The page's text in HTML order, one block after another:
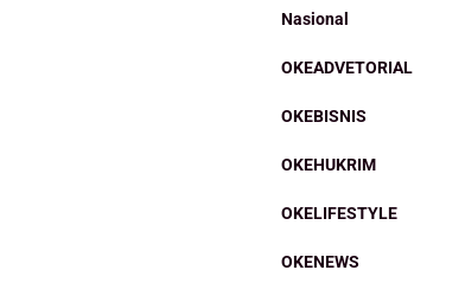
Nasional
OKEADVETORIAL
OKEBISNIS
OKEHUKRIM
OKELIFESTYLE
OKENEWS